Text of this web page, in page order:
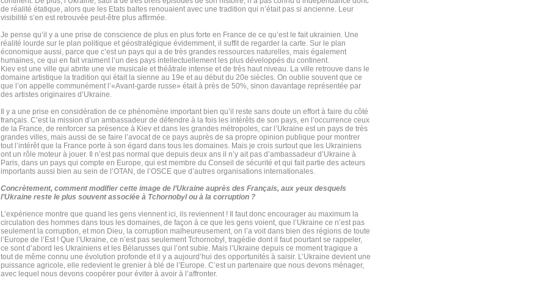
de réalité étatique, alors que les Etats baltes renouaient avec une tradition qui n’était pas si ancienne. Leur
visibilité s’en est retrouvée peut-être plus affirmée.
Je pense qu’il y a une prise de conscience de plus en plus forte en France de ce qu’est le fait ukrainien. Une
réalité lourde sur le plan politique et géostratégique évidemment, il suffit de regarder la carte. Sur le plan
économique aussi, parce que c’est un pays qui a de très grandes ressources naturelles, mais également
humaines, ce qui en fait vraiment l’un des pays intellectuellement les plus développés du continent.
Kiev est une ville qui abrite une vie musicale et théâtrale intense et de très haut niveau. La ville retrouve dans le
domaine artistique la tradition qui était la sienne au 19e et au début du 20e siècles. On oublie souvent que ce
que l’on appelle communément l’«Avant-garde russe» était à près de 50%, sinon davantage représentée par
des artistes originaires d’Ukraine.
Il y a une prise en considération de ce phénomène important bien qu’il reste sans doute un effort à faire du côté
français. C’est la mission d’un ambassadeur de défendre à la fois les intérêts de son pays, en l’occurrence ceux
de la France, de renforcer sa présence à Kiev et dans les grandes métropoles, car l’Ukraine est un pays de très
grandes villes, mais aussi de se faire l’avocat de ce pays auprès de sa propre opinion publique pour montrer
tout l’intérêt que la France porte à son égard dans tous les domaines. Mais je crois surtout que les Ukrainiens
ont un rôle moteur à jouer. Il n’est pas normal que depuis deux ans il n’y ait pas d’ambassadeur d’Ukraine à
Paris, dans un pays qui compte en Europe, qui est membre du Conseil de sécurité et qui fait partie des acteurs
importants aussi bien au sein de l’OTAN, de l’OSCE que d’autres organisations internationales.
Concrètement, comment modifier cette image de l’Ukraine auprès des Français, aux yeux desquels
l’Ukraine reste le plus souvent associée à Tchornobyl ou à la corruption ?
L’expérience montre que quand les gens viennent ici, ils reviennent ! Il faut donc encourager au maximum la
circulation des hommes dans tous les domaines, de façon à ce que les gens voient, que l’Ukraine ce n’est pas
seulement la corruption, et mon Dieu, la corruption malheureusement, on l’a voit dans bien des régions de toute
l’Europe de l’Est ! Que l’Ukraine, ce n’est pas seulement Tchornobyl, tragédie dont il faut pourtant se rappeler,
ce sont d’abord les Ukrainiens et les Bélаrusses qui l’ont subie. Mais l’Ukraine depuis ce moment tragique a
tout de même connu une évolution profonde et il y a aujourd’hui des opportunités à saisir. L’Ukraine devient une
puissance agricole, elle redevient le grenier à blé de l’Europe. C’est un partenaire que nous devons ménager,
avec lequel nous devons coopérer pour éviter à avoir à l’affronter.